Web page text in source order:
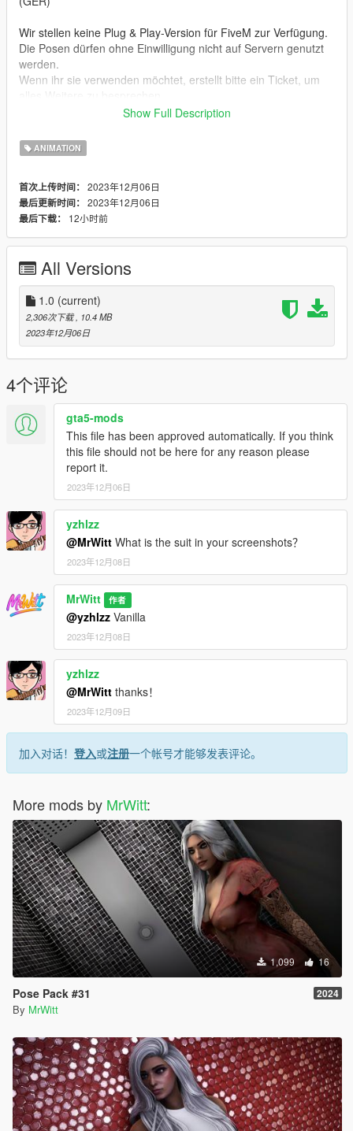
Wir stellen keine Plug & Play-Version für FiveM zur Verfügung.
Die Posen dürfen ohne Einwilligung nicht auf Servern genutzt
werden.
Wenn ihr sie verwenden möchtet, erstellt bitte ein Ticket, um
1. Open OpenIV.
2. Navigate to GTA V -> Mods folder -> update -> x64 ->
3. Place the files into the folder.
4. Go to menyooStuff.
5. Open FavoriteAnims.xml and copy & paste the animation
text from readme.txt
Creator: MrWitt
my Discord link
https://discord.gg/Asegvy9Fcs
Show Full Description
ANIMATION
首次上传时间： 2023年12月06日
最后更新时间： 2023年12月06日
最后下载：
12小时前
All Versions
1.0 (current)
2,306次下载 , 10.4 MB
2023年12月06日
4个评论
gta5-mods
This file has been approved automatically. If you think
this file should not be here for any reason please
report it.
2023年12月06日
yzhlzz
@MrWitt What is the suit in your screenshots？
2023年12月08日
MrWitt 作者
@yzhlzz Vanilla
2023年12月08日
yzhlzz
@MrWitt thanks！
2023年12月09日
加入对话！ 登入或注册一个帐号才能够发表评论。
More mods by MrWitt:
1,099 16
Pose Pack #31 2024
By MrWitt